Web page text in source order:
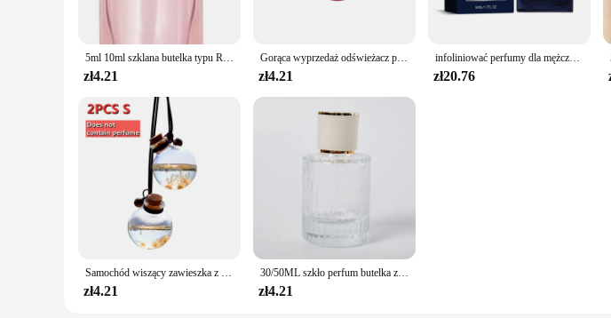
5ml 10ml szklana butelka typu Roll-On w kolorze różowego złota do olejków eterycznych koraliki perfumy olejek do oczu Mini przenośna podróż
zł4.21
Gorąca wyprzedaż odświeżacz powietrza do samochodu butelka azotu odpowietrznik aromaterapii Auto aromaterapia akcesoria zapachowe aromaty aromatyczne
zł4.21
infoliniować perfumy dla mężczyzn Essential Long-Lasting Attract Women Dating Atmosphere Balm Portable Gifts Set Perfume Spray do ciała
zł20.76
Samochód wiszący zawieszka z odświeżaczem zapach odświeżacz powietrza pusta szklana butelka do dyfuzor olejków eterycznych ozdoby samochodowe
zł4.21
30/50ML szkło perfum butelka z rozpylaczem przenośne przezroczyste kosmetyki rozpylacz perfum o dużej pojemności puste butelki wielokrotnego napełniania
zł4.21